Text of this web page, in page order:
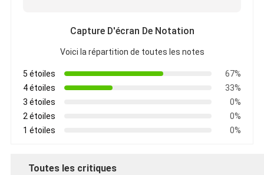
Capture D'écran De Notation
Voici la répartition de toutes les notes
5 étoiles
67%
4 étoiles
33%
3 étoiles
0%
2 étoiles
0%
1 étoiles
0%
Toutes les critiques